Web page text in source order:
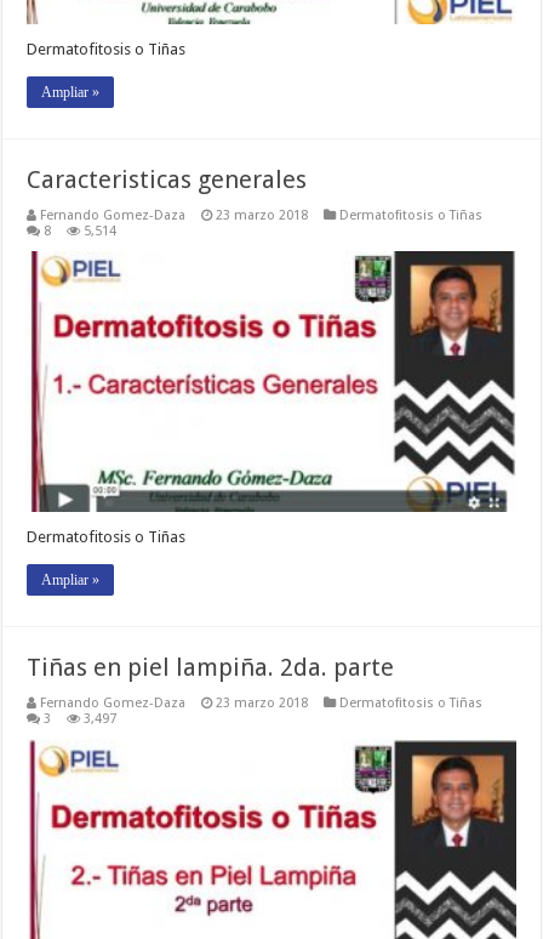
Dermatofitosis o Tiñas
Ampliar »
Caracteristicas generales
Fernando Gomez-Daza 23 marzo 2018
Dermatofitosis o Tiñas
8
5,514
Dermatofitosis o Tiñas
Ampliar »
Tiñas en piel lampiña. 2da. parte
Fernando Gomez-Daza 23 marzo 2018
Dermatofitosis o Tiñas
3
3,497